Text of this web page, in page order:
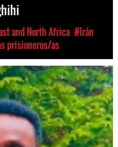
and North Africa #Irán
prisioneros/as